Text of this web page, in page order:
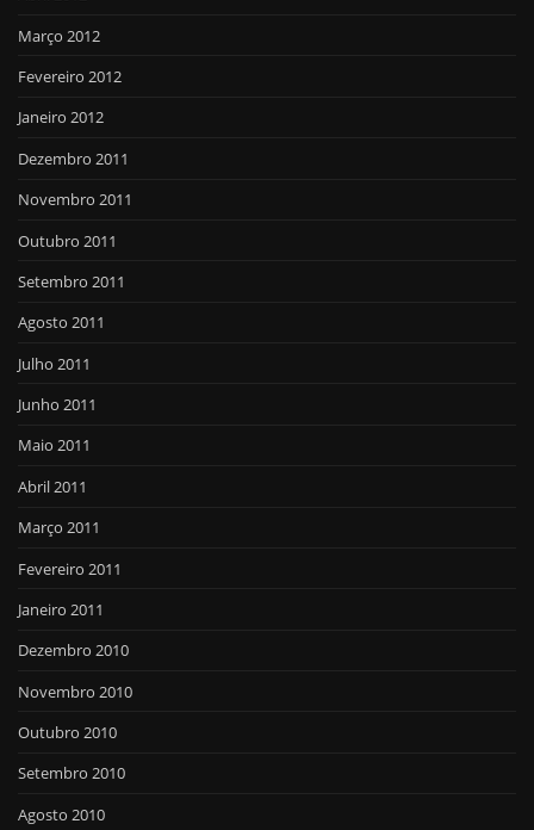
Março 2012
Fevereiro 2012
Janeiro 2012
Dezembro 2011
Novembro 2011
Outubro 2011
Setembro 2011
Agosto 2011
Julho 2011
Junho 2011
Maio 2011
Abril 2011
Março 2011
Fevereiro 2011
Janeiro 2011
Dezembro 2010
Novembro 2010
Outubro 2010
Setembro 2010
Agosto 2010